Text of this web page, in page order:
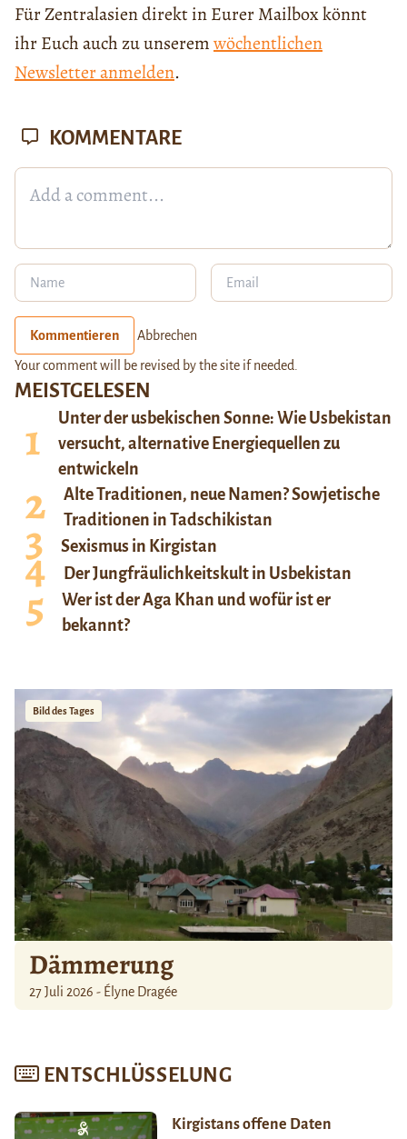
Für Zentralasien direkt in Eurer Mailbox könnt
ihr Euch auch zu unseremwöchentlichen
Newsletter anmelden.
MEISTGELESEN
Unter der usbekischen Sonne: Wie Usbekistan
versucht, alternative Energiequellen zu
entwickeln
Alte Traditionen, neue Namen? Sowjetische
Traditionen in Tadschikistan
Sexismus in Kirgistan
Der Jungfräulichkeitskult in Usbekistan
Wer ist der Aga Khan und wofür ist er
bekannt?
Bild des Tages
Dämmerung
27 Juli 2026 - Élyne Dragée
ENTSCHLÜSSELUNG
Kirgistans offene Daten
KOMMENTARE
Kommentieren Abbrechen
Your comment will be revised by the site if needed.